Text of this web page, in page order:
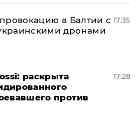
в Балтии с
дронами
17:35
раскрыта
против
17:28